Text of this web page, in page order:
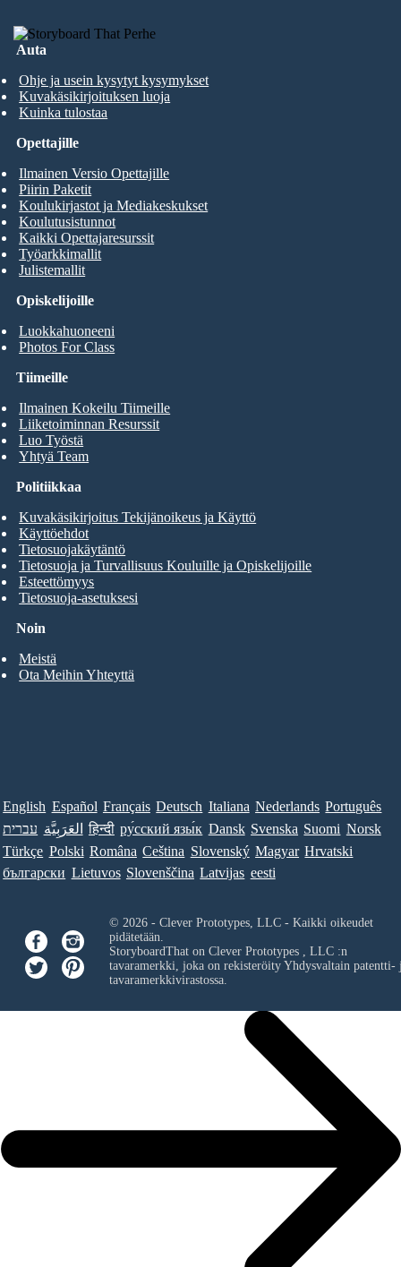
Auta
Ohje ja usein kysytyt kysymykset
Kuvakäsikirjoituksen luoja
Kuinka tulostaa
Opiskelijoille
Luokkahuoneeni
Photos For Class
Opettajille
Ilmainen Versio Opettajille
Piirin Paketit
Koulukirjastot ja Mediakeskukset
Koulutusistunnot
Kaikki Opettajaresurssit
Työarkkimallit
Julistemallit
Tiimeille
Ilmainen Kokeilu Tiimeille
Liiketoiminnan Resurssit
Luo Työstä
Yhtyä Team
Noin
Meistä
Ota Meihin Yhteyttä
Politiikkaa
Kuvakäsikirjoitus Tekijänoikeus ja Käyttö
Käyttöehdot
Tietosuojakäytäntö
Tietosuoja ja Turvallisuus Kouluille ja Opiskelijoille
Esteettömyys
Tietosuoja-asetuksesi
English Español Français Deutsch Italiana Nederlands Português
עברית العَرَبِيَّة हिन्दी ру́сский язы́к Dansk Svenska Suomi Norsk
Türkçe Polski Româna Ceština Slovenský Magyar Hrvatski
български Lietuvos Slovenščina Latvijas eesti
© 2026 - Clever Prototypes, LLC - Kaikki oikeudet
pidätetään.
StoryboardThat on Clever Prototypes , LLC:n
tavaramerkki, joka on rekisteröity Yhdysvaltain patentti-
tavaramerkkivirastossa.